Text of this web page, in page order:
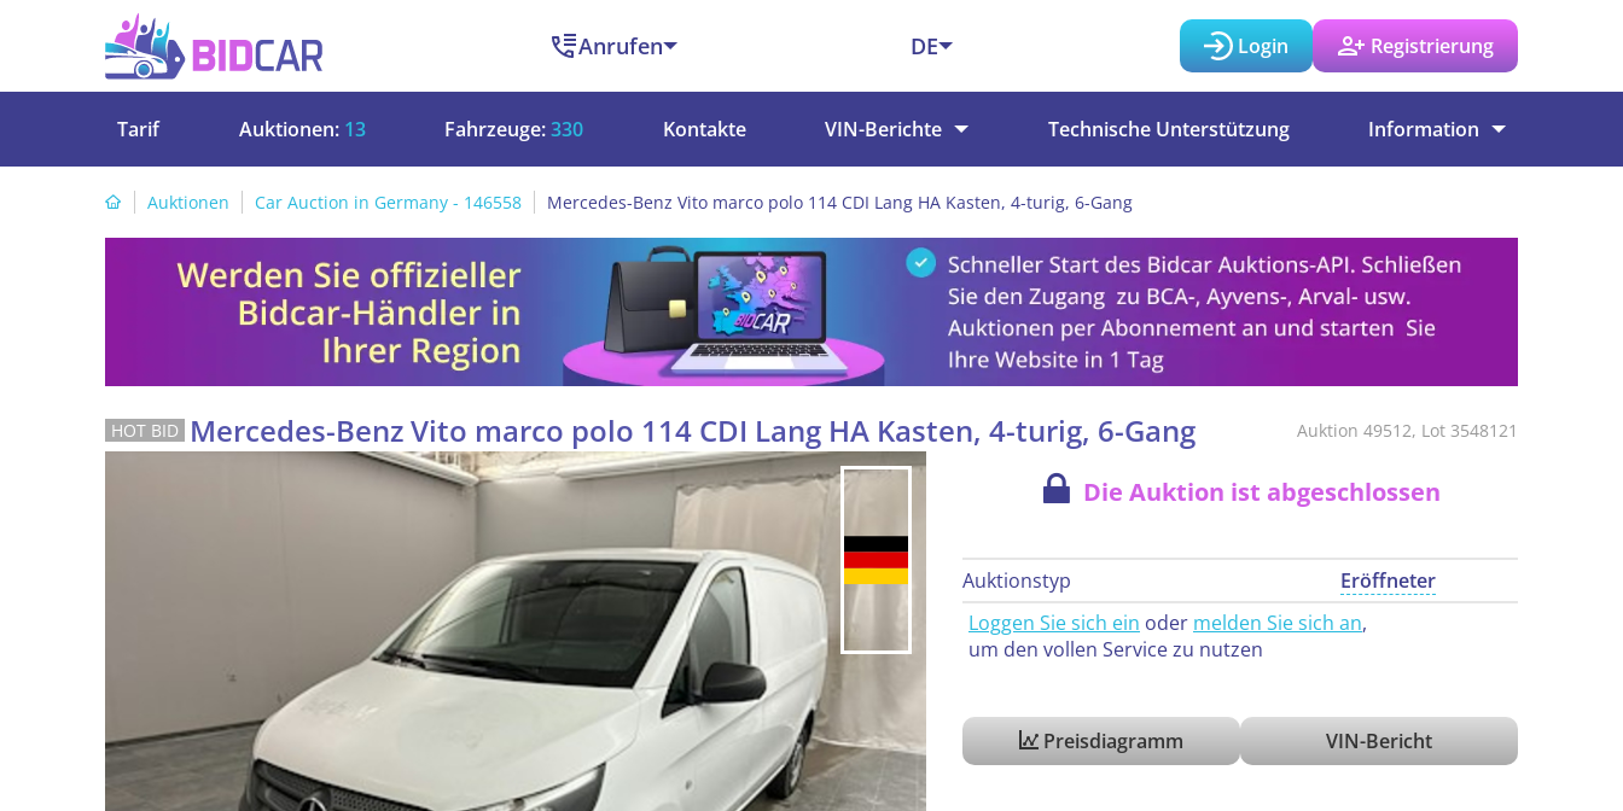
Anrufen DE Login Registrierung
Tarif Auktionen: 13 Fahrzeuge:330 Kontakte VIN-Berichte Technische Unterstützung Information
Auktionen Car Auction in Germany - 146558 Mercedes-Benz Vito marco polo 114 CDI Lang HA Kasten, 4-turig, 6-Gang
Auktion 49512, Lot 3548121
Mercedes-Benz Vito marco polo 114 CDI Lang HA Kasten, 4-turig, 6-Gang
Die Auktion ist abgeschlossen
Auktionstyp
Eröffneter
Loggen Sie sich ein oder melden Sie sich an,
um den vollen Service zu nutzen
Preisdiagramm VIN-Bericht